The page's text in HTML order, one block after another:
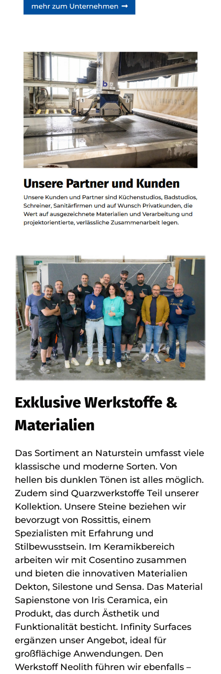
Exklusive Werkstoffe &
Materialien
Das Sortiment an Naturstein umfasst viele
klassische und moderne Sorten. Von
hellen bis dunklen Tönen ist alles möglich.
Zudem sind Quarzwerkstoffe Teil unserer
Kollektion. Unsere Steine beziehen wir
bevorzugt von Rossittis, einem
Spezialisten mit Erfahrung und
Stilbewusstsein. Im Keramikbereich
arbeiten wir mit Cosentino zusammen
und bieten die innovativen Materialien
Dekton, Silestone und Sensa. Das Material
Sapienstone von Iris Ceramica, ein
Produkt, das durch Ästhetik und
Funktionalität besticht. Infinity Surfaces
ergänzen unser Angebot, ideal für
großflächige Anwendungen. Den
Werkstoff Neolith führen wir ebenfalls –